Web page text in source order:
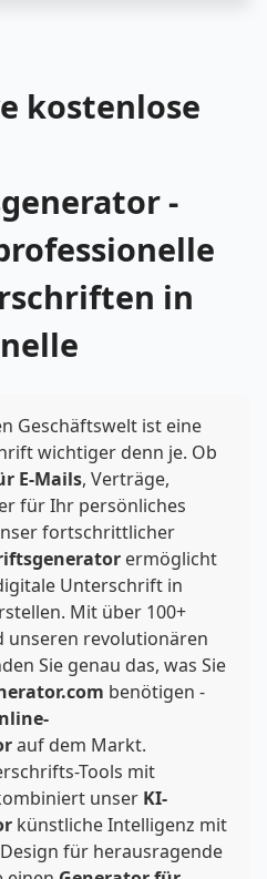
kostenlose
-
in
Geschäftswelt ist eine
wichtiger denn je. Ob
E-Mails, Verträge,
für Ihr persönliches
fortschrittlicher
ermöglicht
Unterschrift in
Mit über 100+
unseren revolutionären
Sie genau das, was Sie
benötigen -
auf dem Markt.
Tools mit
unser KI-
künstliche Intelligenz mit
für herausragende